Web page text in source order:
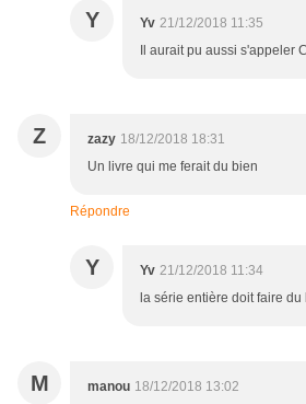
Y Yv 21/12/2018 11:35
Il aurait pu aussi s'appeler
Z zazy 18/12/2018 18:31
Un livre qui me ferait du bien
Répondre
Y Yv 21/12/2018 11:34
la série entière doit faire du
M manou 18/12/2018 13:02